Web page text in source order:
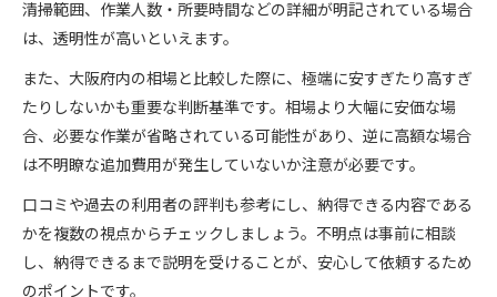
清掃範囲、作業人数・所要時間などの詳細が明記されている場合
は、透明性が高いといえます。
また、大阪府内の相場と比較した際に、極端に安すぎたり高すぎ
たりしないかも重要な判断基準です。相場より大幅に安価な場
合、必要な作業が省略されている可能性があり、逆に高額な場合
は不明瞭な追加費用が発生していないか注意が必要です。
口コミや過去の利用者の評判も参考にし、納得できる内容である
かを複数の視点からチェックしましょう。不明点は事前に相談
し、納得できるまで説明を受けることが、安心して依頼するため
のポイントです。